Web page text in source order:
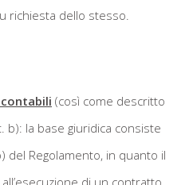
richiesta dello stesso.
(così come descritto
la base giuridica consiste
del Regolamento, in quanto il
di un contratto